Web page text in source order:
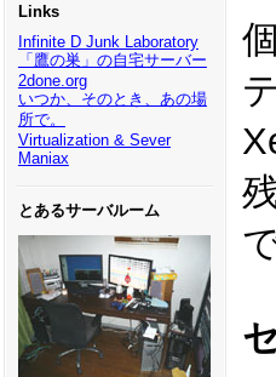
Links
Infinite D Junk Laboratory
「鷹の巣」の自宅サーバー
2done.org
いつか、そのとき、あの場
所で。
Virtualization & Sever
Maniax
とあるサーバルーム